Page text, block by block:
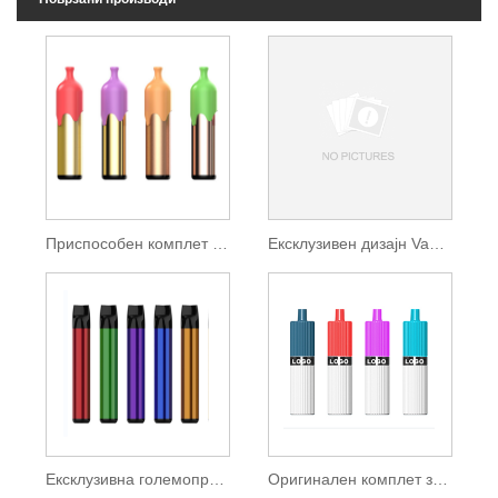
Ексклузивна големопродажба 2500 Puff за еднократна употреба пареа Оригинален комплет за еднократна употреба 2500 Puffs